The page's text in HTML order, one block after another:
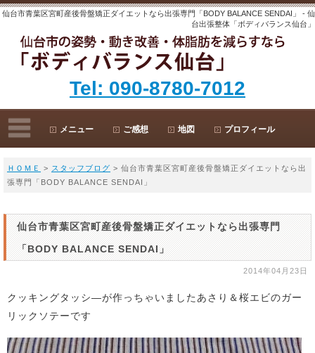
仙台市青葉区宮町産後骨盤矯正ダイエットなら出張専門「BODY BALANCE SENDAI」 - 仙
台出張整体「ボディバランス仙台」
Tel: 090-8780-7012
メニュー ご感想 地図 プロフィール
ＨＯＭＥ > スタッフブログ > 仙台市青葉区宮町産後骨盤矯正ダイエットなら出
張専門「BODY BALANCE SENDAI」
仙台市青葉区宮町産後骨盤矯正ダイエットなら出張専門
「BODY BALANCE SENDAI」
2014年04月23日
クッキングタッシ―が作っちゃいましたあさり＆桜エビのガー
リックソテーです